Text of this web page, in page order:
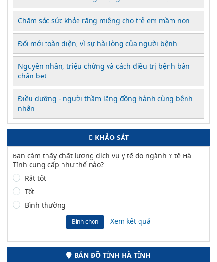
Chăm sóc sức khỏe răng miệng cho trẻ em mầm non
Đổi mới toàn diện, vì sự hài lòng của người bệnh
Nguyên nhân, triệu chứng và cách điều trị bệnh bàn
chân bẹt
Điều dưỡng - người thầm lặng đồng hành cùng bệnh
nhân
KHẢO SÁT
Bạn cảm thấy chất lượng dịch vụ y tế do ngành Y tế Hà
Tĩnh cung cấp như thế nào?
Rất tốt
Tốt
Bình thường
Bình chọn Xem kết quả
BẢN ĐỒ TỈNH HÀ TĨNH